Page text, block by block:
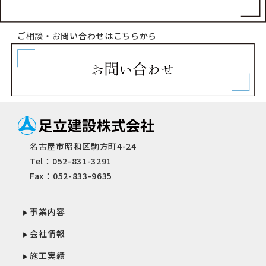
ご相談・お問い合わせはこちらから
名古屋市昭和区駒方町4-24
Tel：052-831-3291
Fax：052-833-9635
事業内容
会社情報
施工実績